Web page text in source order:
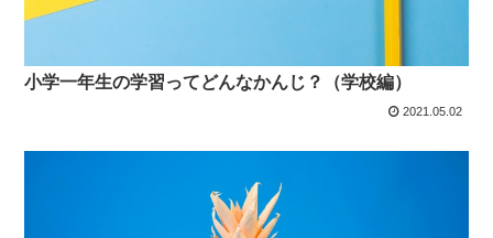
小学一年生の学習ってどんなかんじ？（学校編）
2021.05.02